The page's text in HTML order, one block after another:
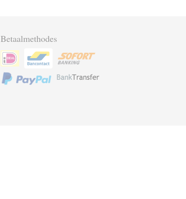
Betaalmethodes